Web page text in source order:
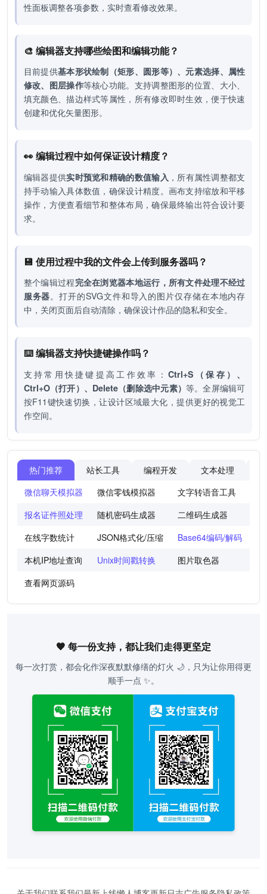
性面板调整各项参数，实时查看修改效果。
🎨 编辑器支持哪些绘图和编辑功能？
目前提供基本形状绘制（矩形、圆形等）、元素选择、属性
修改、图层操作等核心功能。支持调整图形的位置、大小、
填充颜色、描边样式等属性，所有修改即时生效，便于快速
创建和优化矢量图形。
👀 编辑过程中如何保证设计精度？
编辑器提供实时预览和精确的数值输入 ，所有属性调整都支
持手动输入具体数值，确保设计精度。画布支持缩放和平移
操作，方便查看细节和整体布局，确保最终输出符合设计要
求。
💾 使用过程中我的文件会上传到服务器吗？
整个编辑过程完全在浏览器本地运行，所有文件处理不经过
服务器。打开的SVG文件和导入的图片仅存储在本地内存
中，关闭页面后自动清除，确保设计作品的隐私和安全。
⌨️ 编辑器支持快捷键操作吗？
支持常用快捷键提高工作效率： Ctrl+S（保存）、
Ctrl+O（打开）、Delete（删除选中元素） 等。全屏编辑可
按F11键快速切换，让设计区域最大化，提供更好的视觉工
作空间。
热门推荐 站长工具 编程开发 文本处理
微信聊天模拟器
微信零钱模拟器 文字转语音工具
报名证件照处理
随机密码生成器 二维码生成器
在线字数统计
JSON格式化/压缩 Base64编码/解码
本机IP地址查询
Unix时间戳转换 图片取色器
查看网页源码
🧡 每一份支持，都让我们走得更坚定
每一次打赏，都会化作深夜默默修缮的灯火 🌙，只为让你用得更
顺手一点 ✨。